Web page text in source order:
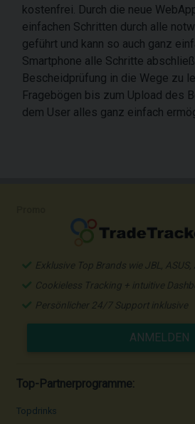
kostenfrei. Durch die neue
einfachen Schritten durch alle
geführt und kann so auch ganz
Smartphone alle Schritte
Bescheidprüfung in die Wege zu
Fragebögen bis zum Upload des
dem User alles ganz einfach
Exklusive Top Brands wie JBL,
Cookieless Tracking + intuitive
Persönlicher 24/7 Support inklusive
ANMELDEN
Top-Partnerprogramme:
Topdrinks